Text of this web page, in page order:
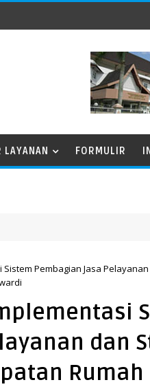
LAYANAN FORMULIR
Pembagian Jasa
dan